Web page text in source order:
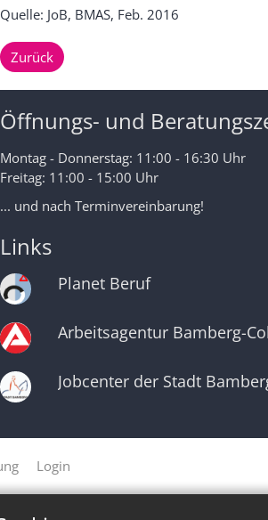
Quelle: JoB, BMAS, Feb. 2016
Zurück
Öffnungs- und
Montag - Donnerstag: 11:00 - 16:30 Uhr
Freitag: 11:00 - 15:00 Uhr
... und nach Terminvereinbarung!
Links
Planet Beruf
Arbeitsagentur Bamberg-
Jobcenter der Stadt
Login